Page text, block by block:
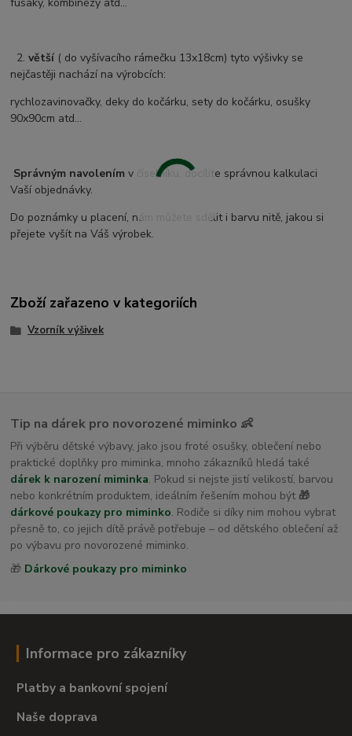
2.větší ( do vyšívacího rámečku 13x18cm) tyto výšivky se
nejčastěji nachází na výrobcích:
rychlozavinovačky, deky do kočárku, sety do kočárku, osušky
90x90cm atd...
Správným navolením v číselníku, docílíte správnou kalkulaci
Vaší objednávky.
Do poznámky u placení, nám můžete sdělit i barvu nitě, jakou si
přejete vyšít na Váš výrobek.
Zboží zařazeno v kategoriích
Vzorník výšivek
Tip na dárek pro novorozené miminko 👶
Při výběru dětské výbavy, jako jsou froté osušky, oblečení nebo
praktické doplňky pro miminka, mnoho zákazníků hledá také
dárek k narození miminka. Pokud si nejste jistí velikostí, barvou
nebo konkrétním produktem, ideálním řešením mohou být 🎁
dárkové poukazy pro miminko. Rodiče si díky nim mohou vybrat
přesně to, co jejich dítě právě potřebuje – od dětského oblečení až
po výbavu pro novorozené miminko.
🎁 Dárkové poukazy pro miminko
Informace pro zákazníky
Platby a bankovní spojení
Naše doprava